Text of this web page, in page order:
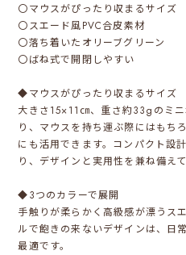
〇マウスがぴったり収まるサイズ
〇スエード風PVC合皮素材
〇落ち着いたオリーブグリーン
〇ばね式で開閉しやすい
◆マウスがぴったり収まるサイズ
大きさ15×11㎝、重さ約33gのミ
り、マウスを持ち運ぶ際にはもち
にも活用できます。コンパクト設
り、デザインと実用性を兼ね備えて
◆3つのカラーで展開
手触りが柔らかく高級感が漂うス
ルで飽きの来ないデザインは、日
最適です。